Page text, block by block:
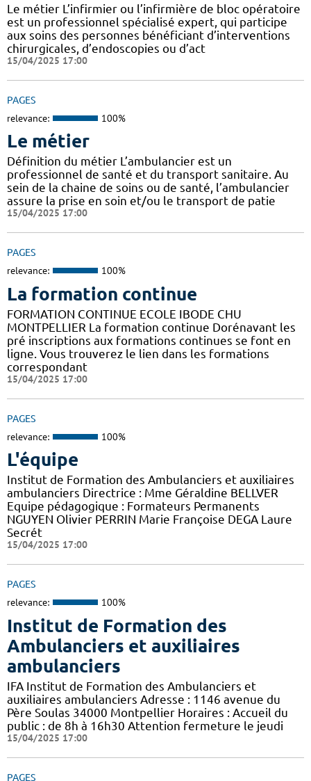
Le métier L’infirmier ou l’infirmière de bloc opératoire
est un professionnel spécialisé expert, qui participe
aux soins des personnes bénéficiant d’interventions
chirurgicales, d’endoscopies ou d’act
15/04/2025 17:00
PAGES
relevance: 100%
Le métier
Définition du métier L’ambulancier est un
professionnel de santé et du transport sanitaire. Au
sein de la chaine de soins ou de santé, l’ambulancier
assure la prise en soin et/ou le transport de patie
15/04/2025 17:00
PAGES
relevance: 100%
La formation continue
FORMATION CONTINUE ECOLE IBODE CHU
MONTPELLIER La formation continue Dorénavant les
pré inscriptions aux formations continues se font en
ligne. Vous trouverez le lien dans les formations
correspondant
15/04/2025 17:00
PAGES
relevance: 100%
L'équipe
Institut de Formation des Ambulanciers et auxiliaires
ambulanciers Directrice : Mme Géraldine BELLVER
Equipe pédagogique : Formateurs Permanents
NGUYEN Olivier PERRIN Marie Françoise DEGA Laure
Secrét
15/04/2025 17:00
PAGES
relevance: 100%
Institut de Formation des
Ambulanciers et auxiliaires
ambulanciers
IFA Institut de Formation des Ambulanciers et
auxiliaires ambulanciers Adresse : 1146 avenue du
Père Soulas 34000 Montpellier Horaires : Accueil du
public : de 8h à 16h30 Attention fermeture le jeudi
15/04/2025 17:00
PAGES